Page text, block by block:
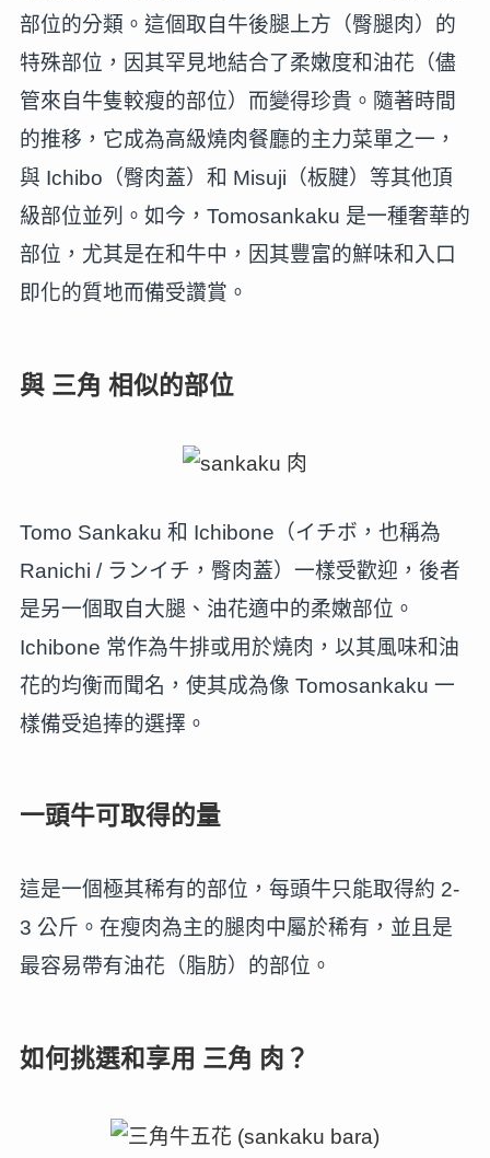
部位的分類。這個取自牛後腿上方（臀腿肉）的
特殊部位，因其罕見地結合了柔嫩度和油花（儘
管來自牛隻較瘦的部位）而變得珍貴。隨著時間
的推移，它成為高級燒肉餐廳的主力菜單之一，
與 Ichibo（臀肉蓋）和 Misuji（板腱）等其他頂
級部位並列。如今，Tomosankaku 是一種奢華的
部位，尤其是在和牛中，因其豐富的鮮味和入口
即化的質地而備受讚賞。
與 三角 相似的部位
Tomo Sankaku 和 Ichibone（イチボ，也稱為
Ranichi / ランイチ，臀肉蓋）一樣受歡迎，後者
是另一個取自大腿、油花適中的柔嫩部位。
Ichibone 常作為牛排或用於燒肉，以其風味和油
花的均衡而聞名，使其成為像 Tomosankaku 一
樣備受追捧的選擇。
一頭牛可取得的量
這是一個極其稀有的部位，每頭牛只能取得約 2-
3 公斤。在瘦肉為主的腿肉中屬於稀有，並且是
最容易帶有油花（脂肪）的部位。
如何挑選和享用 三角 肉？